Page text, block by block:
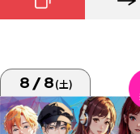
8/8(土)